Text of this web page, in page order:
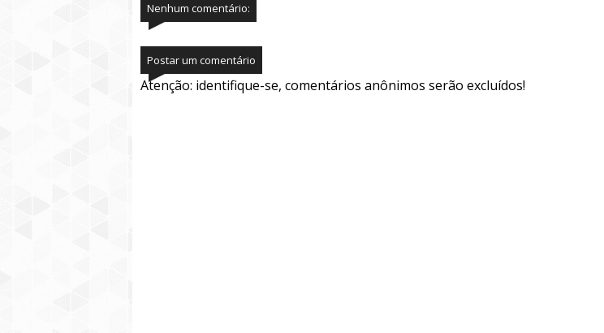
Nenhum comentário:
Postar um comentário
Atenção: identifique-se, comentários anônimos serão excluídos!